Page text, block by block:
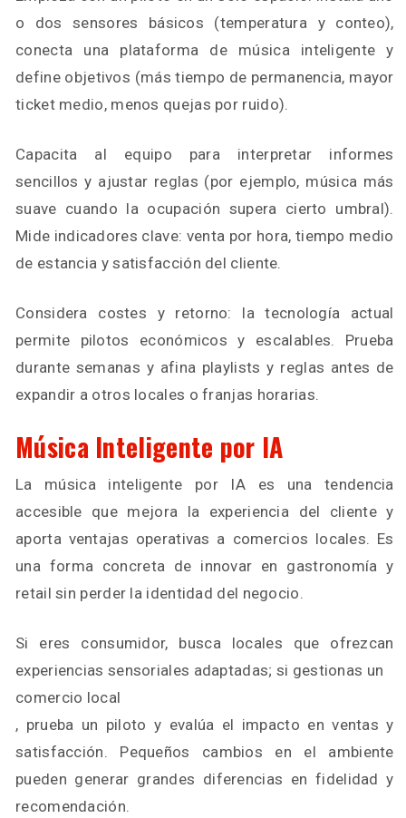
o dos sensores básicos (temperatura y conteo),
conecta una plataforma de música inteligente y
define objetivos (más tiempo de permanencia, mayor
ticket medio, menos quejas por ruido).
Capacita al equipo para interpretar informes
sencillos y ajustar reglas (por ejemplo, música más
suave cuando la ocupación supera cierto umbral).
Mide indicadores clave: venta por hora, tiempo medio
de estancia y satisfacción del cliente.
Considera costes y retorno: la tecnología actual
permite pilotos económicos y escalables. Prueba
durante semanas y afina playlists y reglas antes de
expandir a otros locales o franjas horarias.
Música Inteligente por IA
La música inteligente por IA es una tendencia
accesible que mejora la experiencia del cliente y
aporta ventajas operativas a comercios locales. Es
una forma concreta de innovar en gastronomía y
retail sin perder la identidad del negocio.
Si eres consumidor, busca locales que ofrezcan
experiencias sensoriales adaptadas; si gestionas un
comercio local
, prueba un piloto y evalúa el impacto en ventas y
satisfacción. Pequeños cambios en el ambiente
pueden generar grandes diferencias en fidelidad y
recomendación.